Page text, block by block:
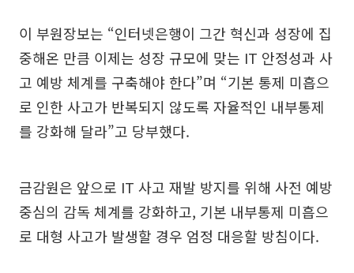
이 부원장보는 “인터넷은행이 그간 혁신과 성장에 집
중해온 만큼 이제는 성장 규모에 맞는 IT 안정성과 사
고 예방 체계를 구축해야 한다”며 “기본 통제 미흡으
로 인한 사고가 반복되지 않도록 자율적인 내부통제
를 강화해 달라”고 당부했다.
금감원은 앞으로 IT 사고 재발 방지를 위해 사전 예방
중심의 감독 체계를 강화하고, 기본 내부통제 미흡으
로 대형 사고가 발생할 경우 엄정 대응할 방침이다.